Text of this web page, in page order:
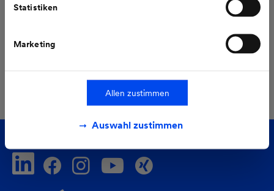
Statistiken
Marketing
Allen zustimmen
Auswahl zustimmen